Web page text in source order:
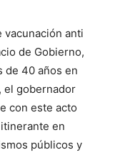
vacunación anti
de Gobierno,
de 40 años en
el gobernador
con este acto
en
públicos y